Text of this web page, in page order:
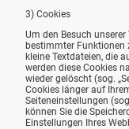
3) Cookies
Um den Besuch
bestimmter Funktionen
kleine Textdateien, die
werden diese Cookies
wieder gelöscht (sog.
Cookies länger auf
Seiteneinstellungen
können Sie die
Einstellungen Ihres